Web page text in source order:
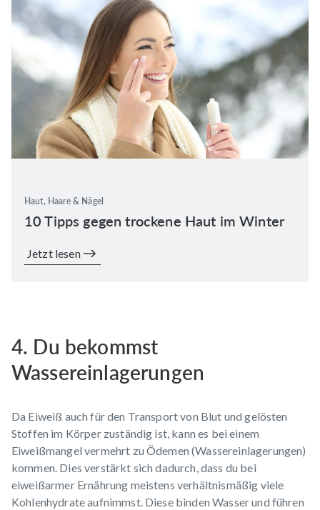
Haut, Haare & Nägel
10 Tipps gegen trockene Haut im Winter
Jetzt lesen
4. Du bekommst
Wassereinlagerungen
Da Eiweiß auch für den Transport von Blut und gelösten
Stoffen im Körper zuständig ist, kann es bei einem
Eiweißmangel vermehrt zu Ödemen (Wassereinlagerungen)
kommen. Dies verstärkt sich dadurch, dass du bei
eiweißarmer Ernährung meistens verhältnismäßig viele
Kohlenhydrate aufnimmst. Diese binden Wasser und führen